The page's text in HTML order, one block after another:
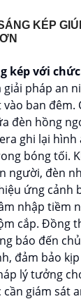
KÉP
kép với
giải pháp an
ban đêm.
đèn hồng
ghi lại hình
bóng tối.
người, đèn
ứng cảnh
nhập tiềm
cắp. Đồng
báo đến
đảm bảo
lý tưởng
giám sát